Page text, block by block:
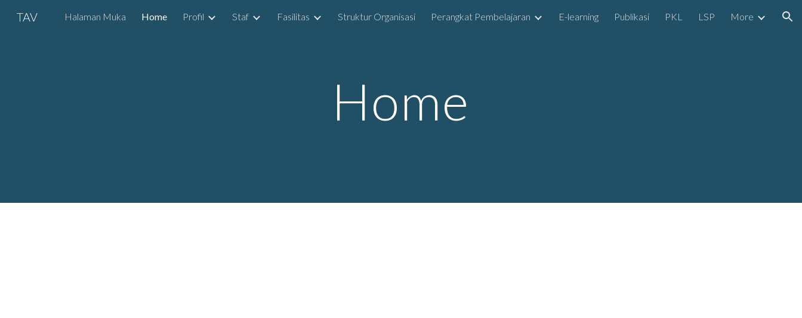
Skip to main content Skip to navigation
TAV Halaman Muka Home Profil Staf Fasilitas Struktur Organisasi Perangkat Pembelajaran E-learning Publikasi PKL LSP More
Home